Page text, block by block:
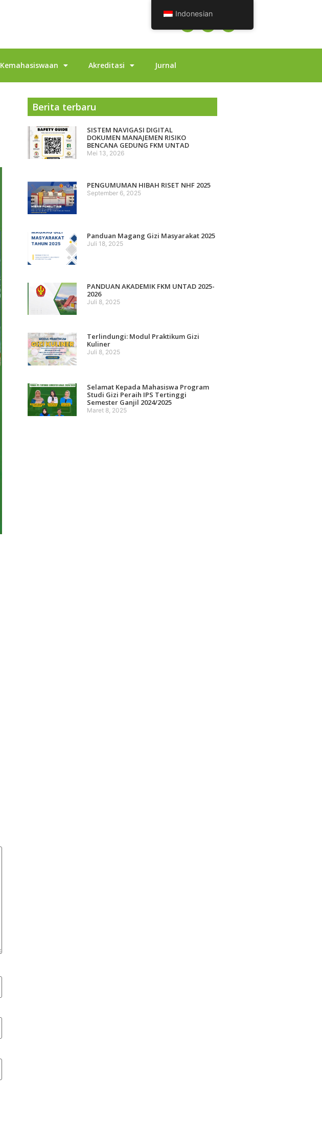
Kemahasiswaan Akreditasi Jurnal
Berita terbaru
SISTEM NAVIGASI DIGITAL
DOKUMEN MANAJEMEN RISIKO
BENCANA GEDUNG FKM UNTAD
Mei 13, 2026
PENGUMUMAN HIBAH RISET NHF 2025
September 6, 2025
Panduan Magang Gizi Masyarakat 2025
Juli 18, 2025
PANDUAN AKADEMIK FKM UNTAD 2025-
2026
Juli 8, 2025
Terlindungi: Modul Praktikum Gizi
Kuliner
Juli 8, 2025
Selamat Kepada Mahasiswa Program
Studi Gizi Peraih IPS Tertinggi
Semester Ganjil 2024/2025
Maret 8, 2025
Indonesian